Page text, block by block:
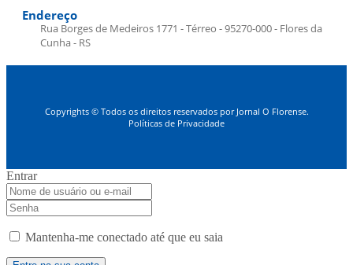
Endereço
Rua Borges de Medeiros 1771 - Térreo - 95270-000 - Flores da
Cunha - RS
Copyrights © Todos os direitos reservados por Jornal O Florense.
Políticas de Privacidade
Entrar
Mantenha-me conectado até que eu saia